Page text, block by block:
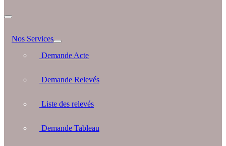
Nos Services
Demande Acte
Demande Relevés
Liste des relevés
Demande Tableau